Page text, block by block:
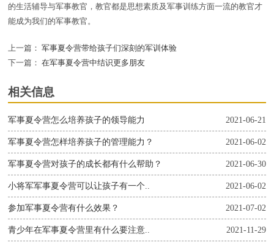
的生活辅导与军事教官，教官都是思想素质及军事训练方面一流的教官才
能成为我们的军事教官。
上一篇： 军事夏令营带给孩子们深刻的军训体验
下一篇： 在军事夏令营中结识更多朋友
相关信息
2021-06-21
军事夏令营怎么培养孩子的领导能力
2021-06-02
军事夏令营怎样培养孩子的管理能力？
2021-06-30
军事夏令营对孩子的成长都有什么帮助？
2021-06-02
小将军军事夏令营可以让孩子有一个..
2021-07-02
参加军事夏令营有什么效果？
2021-11-29
青少年在军事夏令营里有什么要注意..